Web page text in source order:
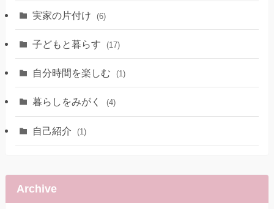
実家の片付け (6)
子どもと暮らす (17)
自分時間を楽しむ (1)
暮らしをみがく (4)
自己紹介 (1)
Archive